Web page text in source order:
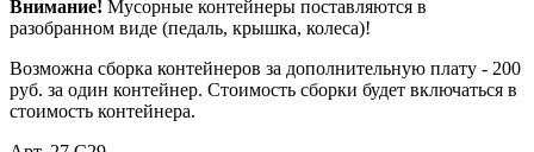
Внимание! Мусорные контейнеры поставляются в
разобранном виде (педаль, крышка, колеса)!
Возможна сборка контейнеров за дополнительную плату - 200
руб. за один контейнер. Стоимость сборки будет включаться в
стоимость контейнера.